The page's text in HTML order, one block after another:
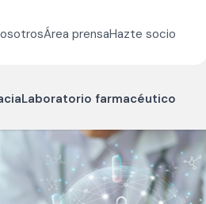
Área prensaHazte socio
Laboratorio farmacéutico